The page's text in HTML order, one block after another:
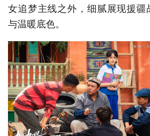
女追梦主线之外，细腻展现援疆
与温暖底色。